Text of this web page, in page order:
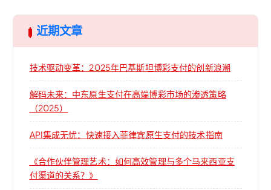
近期文章
技术驱动变革：2025年巴基斯坦博彩支付的创新浪潮
解码未来：中东原生支付在高端博彩市场的渗透策略
（2025）
API集成无忧：快速接入菲律宾原生支付的技术指南
《合作伙伴管理艺术：如何高效管理与多个马来西亚支
付渠道的关系？》